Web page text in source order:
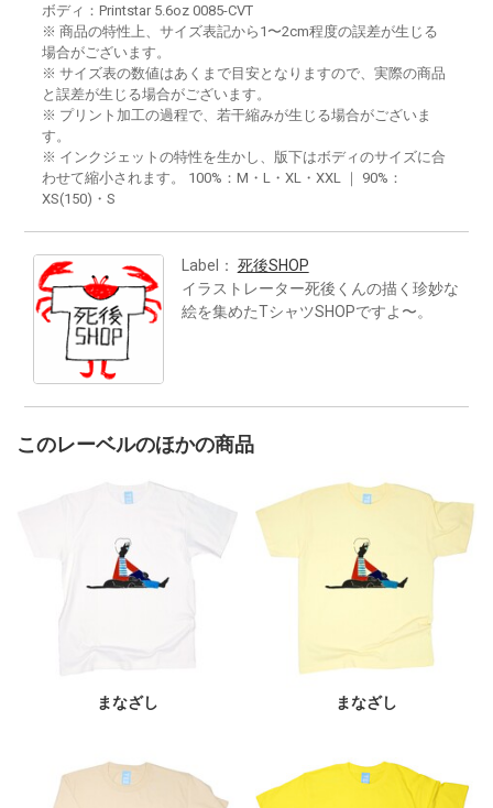
ボディ：Printstar 5.6oz 0085-CVT
※ 商品の特性上、サイズ表記から1〜2cm程度の誤差が生じる
場合がございます。
※ サイズ表の数値はあくまで目安となりますので、実際の商品
と誤差が生じる場合がございます。
※ プリント加工の過程で、若干縮みが生じる場合がございま
す。
※ インクジェットの特性を生かし、版下はボディのサイズに合
わせて縮小されます。 100%：M・L・XL・XXL ｜ 90%：
XS(150)・S
Label： 死後SHOP
イラストレーター死後くんの描く珍妙な
絵を集めたTシャツSHOPですよ〜。
このレーベルのほかの商品
まなざし まなざし